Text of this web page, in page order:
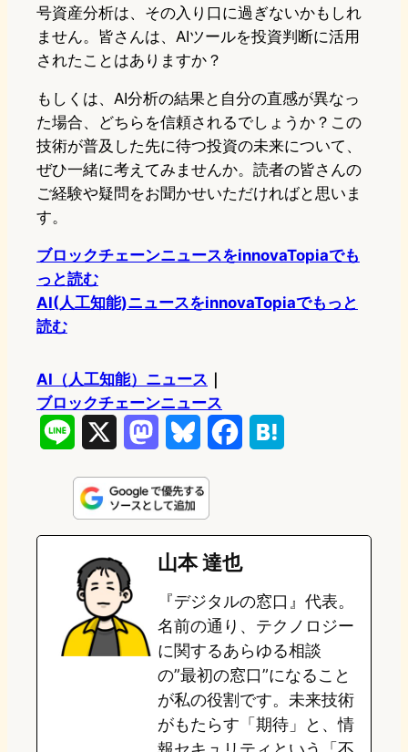
号資産分析は、その入り口に過ぎないかもしれ
ません。皆さんは、AIツールを投資判断に活用
されたことはありますか？
もしくは、AI分析の結果と自分の直感が異なっ
た場合、どちらを信頼されるでしょうか？この
技術が普及した先に待つ投資の未来について、
ぜひ一緒に考えてみませんか。読者の皆さんの
ご経験や疑問をお聞かせいただければと思いま
す。
ブロックチェーンニュースをinnovaTopiaでも
っと読む
AI(人工知能)ニュースをinnovaTopiaでもっと
読む
AI（人工知能）ニュース
ブロックチェーンニュース
n
e
s
t
o
o
n
u
e
s
k
e
b
o
o
k
e
a
山本 達也
『デジタルの窓口』代表。
名前の通り、テクノロジー
に関するあらゆる相談
の”最初の窓口”になること
が私の役割です。未来技術
がもたらす「期待」と、情